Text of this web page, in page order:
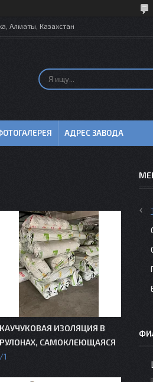
Алматы, Казахстан
АДРЕС ЗАВОДА
КАУЧУКОВАЯ ИЗОЛЯЦИЯ В
РУЛОНАХ, САМОКЛЕЮЩАЯСЯ
1